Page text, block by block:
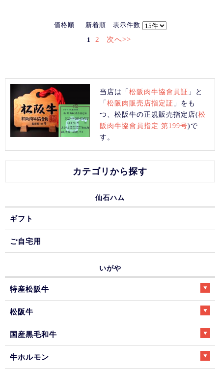
価格順 新着順 表示件数
1 2 次へ>>
当店は「松阪肉牛協會員証 」と
「松阪肉販売店指定証 」をも
つ、松阪牛の正規販売指定店(松
阪肉牛協會員指定 第199号)で
す。
カテゴリから探す
仙石ハム
ギフト
ご自宅用
いがや
特産松阪牛
松阪牛
国産黒毛和牛
牛ホルモン